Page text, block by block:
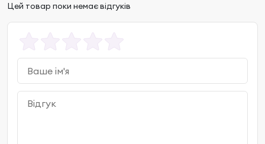
Цей товар поки немає відгуків